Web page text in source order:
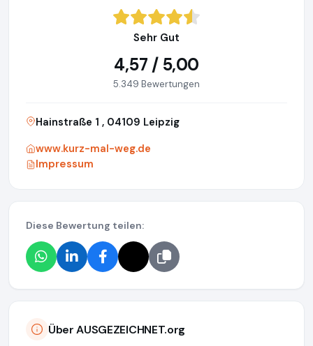
Sehr Gut
4,57 / 5,00
5.349 Bewertungen
Hainstraße 1 , 04109 Leipzig
www.kurz-mal-weg.de
Impressum
Diese Bewertung teilen:
Über AUSGEZEICHNET.org